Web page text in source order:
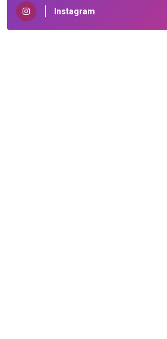
Instagram